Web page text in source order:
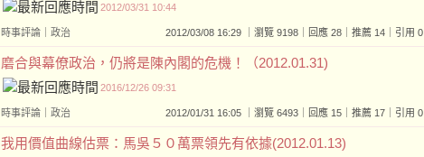
2012/03/31 10:44
時事評論 政治 2012/03/08 16:29 ｜瀏覽 9198｜回應 28｜推薦 14｜引用 0
磨合與幕僚政治，仍將是陳內閣的危機！（2012.01.31)
2016/12/26 09:31
時事評論 政治 2012/01/31 16:05 ｜瀏覽 6493｜回應 15｜推薦 17｜引用 0
我用價值曲線估票：馬吳５０萬票領先有依據(2012.01.13)